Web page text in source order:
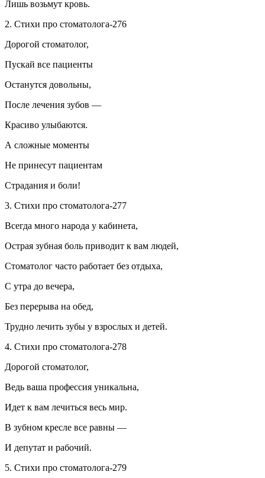
Лишь возьмут кровь.
2. Стихи про стоматолога-276
Дорогой стоматолог,
Пускай все пациенты
Останутся довольны,
После лечения зубов —
Красиво улыбаются.
А сложные моменты
Не принесут пациентам
Страдания и боли!
3. Стихи про стоматолога-277
Всегда много народа у кабинета,
Острая зубная боль приводит к вам людей,
Стоматолог часто работает без отдыха,
С утра до вечера,
Без перерыва на обед,
Трудно лечить зубы у взрослых и детей.
4. Стихи про стоматолога-278
Дорогой стоматолог,
Ведь ваша профессия уникальна,
Идет к вам лечиться весь мир.
В зубном кресле все равны —
И депутат и рабочий.
5. Стихи про стоматолога-279